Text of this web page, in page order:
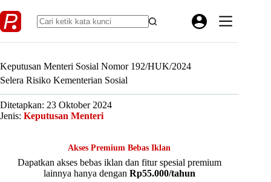
to
content
Keputusan Menteri Sosial Nomor 192/HUK/2024
Selera Risiko Kementerian Sosial
Ditetapkan: 23 Oktober 2024
Jenis: Keputusan Menteri
Akses Premium Bebas Iklan
Dapatkan akses bebas iklan dan fitur spesial premium
lainnya hanya dengan Rp55.000/tahun